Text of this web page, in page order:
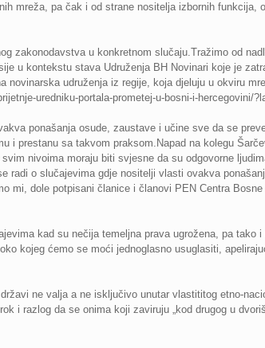
mreža, pa čak i od strane nositelja izbornih funkcija,
zakonodavstva u konkretnom slučaju.Tražimo od
u kontekstu stava Udruženja BH Novinari koje je
novinarska udruženja iz regije, koja djeluju u okviru
uredniku-portala-prometej-u-bosni-i-hercegovini/
ponašanja osude, zaustave i učine sve da se
i prestanu sa takvom praksom.Napad na kolegu
nivoima moraju biti svjesne da su odgovorne
radi o slučajevima gdje nositelji vlasti ovakva
mi, dole potpisani članice i članovi PEN Centra Bosne
kad su nečija temeljna prava ugrožena, pa tako i
kojeg ćemo se moći jednoglasno usuglasiti,
ne valja a ne isključivo unutar vlastititog etno-
i razlog da se onima koji zaviruju „kod drugog u